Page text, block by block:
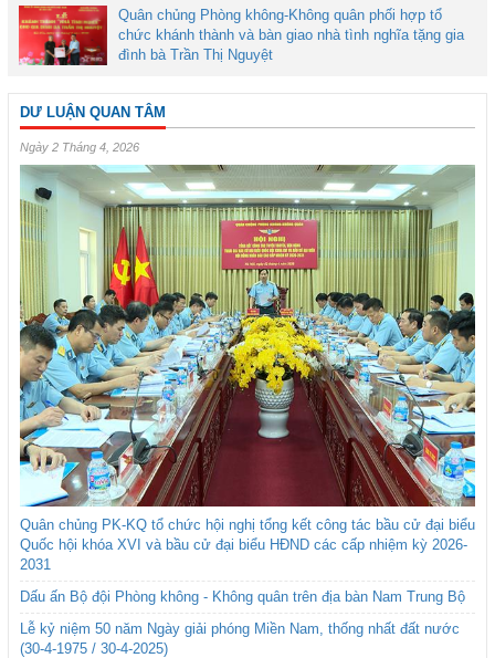
Quân chủng Phòng không-Không quân phối hợp tổ
chức khánh thành và bàn giao nhà tình nghĩa tặng gia
đình bà Trần Thị Nguyệt
DƯ LUẬN QUAN TÂM
Ngày 2 Tháng 4, 2026
Quân chủng PK-KQ tổ chức hội nghị tổng kết công tác bầu cử đại biểu
Quốc hội khóa XVI và bầu cử đại biểu HĐND các cấp nhiệm kỳ 2026-
2031
Dấu ấn Bộ đội Phòng không - Không quân trên địa bàn Nam Trung Bộ
Lễ kỷ niệm 50 năm Ngày giải phóng Miền Nam, thống nhất đất nước
(30-4-1975 / 30-4-2025)